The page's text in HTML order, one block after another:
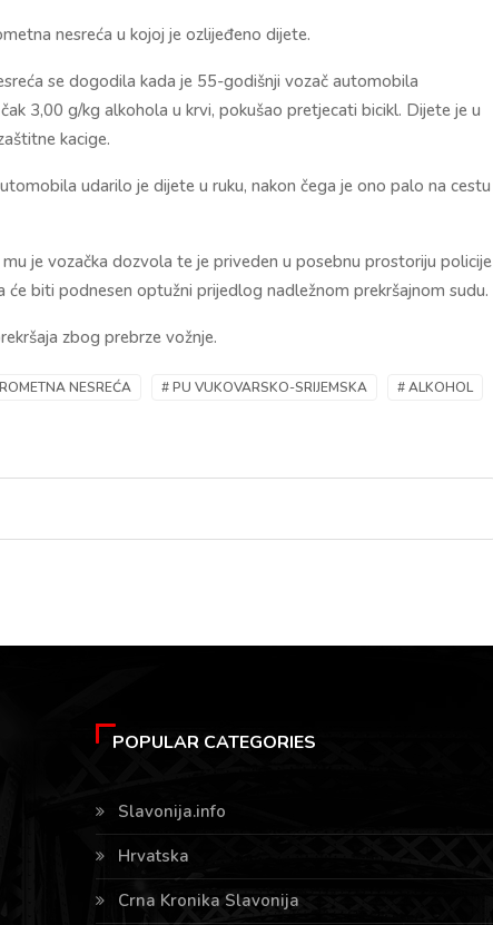
nesreća u kojoj je ozlijeđeno dijete.
se dogodila kada je 55-godišnji vozač automobila
3,00 g/kg alkohola u krvi, pokušao pretjecati bicikl. Dijete je u
kacige.
udarilo je dijete u ruku, nakon čega je ono palo na cestu
je vozačka dozvola te je priveden u posebnu prostoriju policije
biti podnesen optužni prijedlog nadležnom prekršajnom sudu.
zbog prebrze vožnje.
NESREĆA # PU VUKOVARSKO-SRIJEMSKA
# ALKOHOL
POPULAR CATEGORIES
Slavonija.info
Hrvatska
Crna Kronika Slavonija